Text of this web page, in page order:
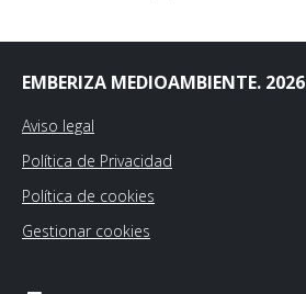
EMBERIZA MEDIOAMBIENTE. 2026
Aviso legal
Política de Privacidad
Política de cookies
Gestionar cookies